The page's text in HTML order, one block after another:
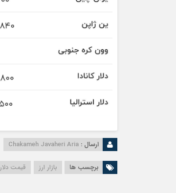
ارسال : Chakameh Javaheri Aria
برچسب ها بازار ارز قیمت دلار